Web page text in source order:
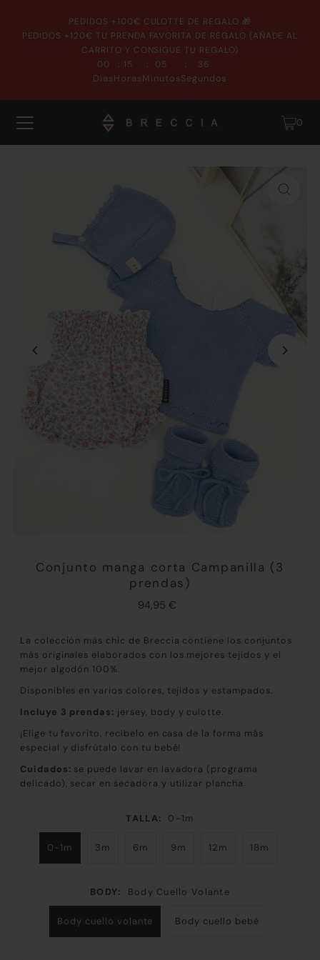
PEDIDOS +100€ CULOTTE DE REGALO 🎁
PEDIDOS +120€ TU PRENDA FAVORITA DE REGALO (AÑADE AL
CARRITO Y CONSIGUE TU REGALO)
00
Días
: 15
Horas
: 05
Minutos
: 35
Segundos
0
Conjunto manga corta Campanilla (3
prendas)
94,95 €
La colección más chic de Breccia contiene los conjuntos
más originales elaborados con los mejores tejidos y el
mejor algodón 100%.
Disponibles en varios colores, tejidos y estampados.
Incluye 3 prendas: jersey, body y culotte.
¡Elige tu favorito, recíbelo en casa de la forma más
especial y disfrútalo con tu bebé!
Cuidados: se puede lavar en lavadora (programa
delicado), secar en secadora y utilizar plancha.
TALLA: 0-1m
0-1m 3m 6m 9m 12m 18m
BODY: Body Cuello Volante
Body cuello volante Body cuello bebé